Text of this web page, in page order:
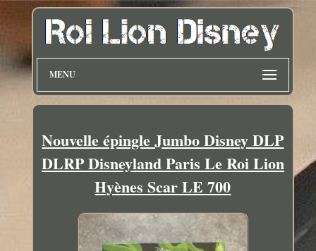
MENU
Nouvelle épingle Jumbo Disney DLP
DLRP Disneyland Paris Le Roi Lion
Hyènes Scar LE 700